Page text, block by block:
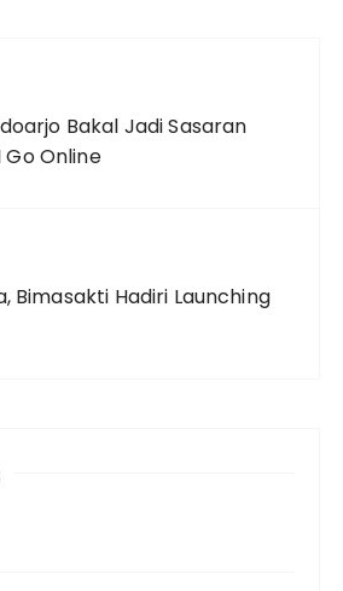
Bakal Jadi Sasaran
Go Online
Bimasakti Hadiri Launching